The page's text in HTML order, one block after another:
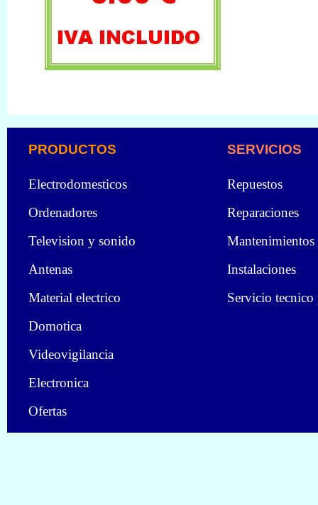
Repuestos
Reparaciones
Mantenimientos
Instalaciones
Servicio
Electrodomesticos
Ordenadores
Television y sonido
Antenas
Material electrico
Domotica
Videovigilancia
Electronica
Ofertas
PRODUCTOS SERVICIOS